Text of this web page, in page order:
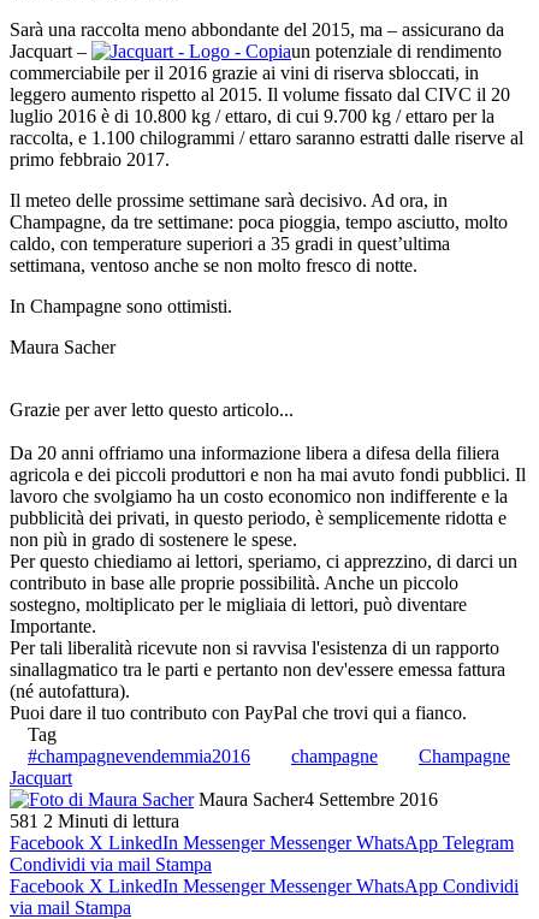
Sarà una raccolta meno abbondante del 2015, ma – assicurano da
Jacquart –
un potenziale di rendimento
commerciabile per il 2016 grazie ai vini di riserva sbloccati, in
leggero aumento rispetto al 2015. Il volume fissato dal CIVC il 20
luglio 2016 è di 10.800 kg / ettaro, di cui 9.700 kg / ettaro per la
raccolta, e 1.100 chilogrammi / ettaro saranno estratti dalle riserve al
primo febbraio 2017.
Il meteo delle prossime settimane sarà decisivo. Ad ora, in
Champagne, da tre settimane: poca pioggia, tempo asciutto, molto
caldo, con temperature superiori a 35 gradi in quest’ultima
settimana, ventoso anche se non molto fresco di notte.
In Champagne sono ottimisti.
Maura Sacher
Grazie per aver letto questo articolo...
Da 20 anni offriamo una informazione libera a difesa della filiera
agricola e dei piccoli produttori e non ha mai avuto fondi pubblici. Il
lavoro che svolgiamo ha un costo economico non indifferente e la
pubblicità dei privati, in questo periodo, è semplicemente ridotta e
non più in grado di sostenere le spese.
Per questo chiediamo ai lettori, speriamo, ci apprezzino, di darci un
contributo in base alle proprie possibilità. Anche un piccolo
sostegno, moltiplicato per le migliaia di lettori, può diventare
Importante.
Per tali liberalità ricevute non si ravvisa l'esistenza di un rapporto
sinallagmatico tra le parti e pertanto non dev'essere emessa fattura
(né autofattura).
Puoi dare il tuo contributo con PayPal che trovi qui a fianco.
Tag
#champagnevendemmia2016
champagne
Champagne
Jacquart
Maura Sacher4 Settembre 2016
581 2 Minuti di lettura
Facebook X LinkedIn Messenger Messenger WhatsApp Telegram
Condividi via mail Stampa
Facebook X LinkedIn Messenger Messenger WhatsApp Condividi
via mail Stampa